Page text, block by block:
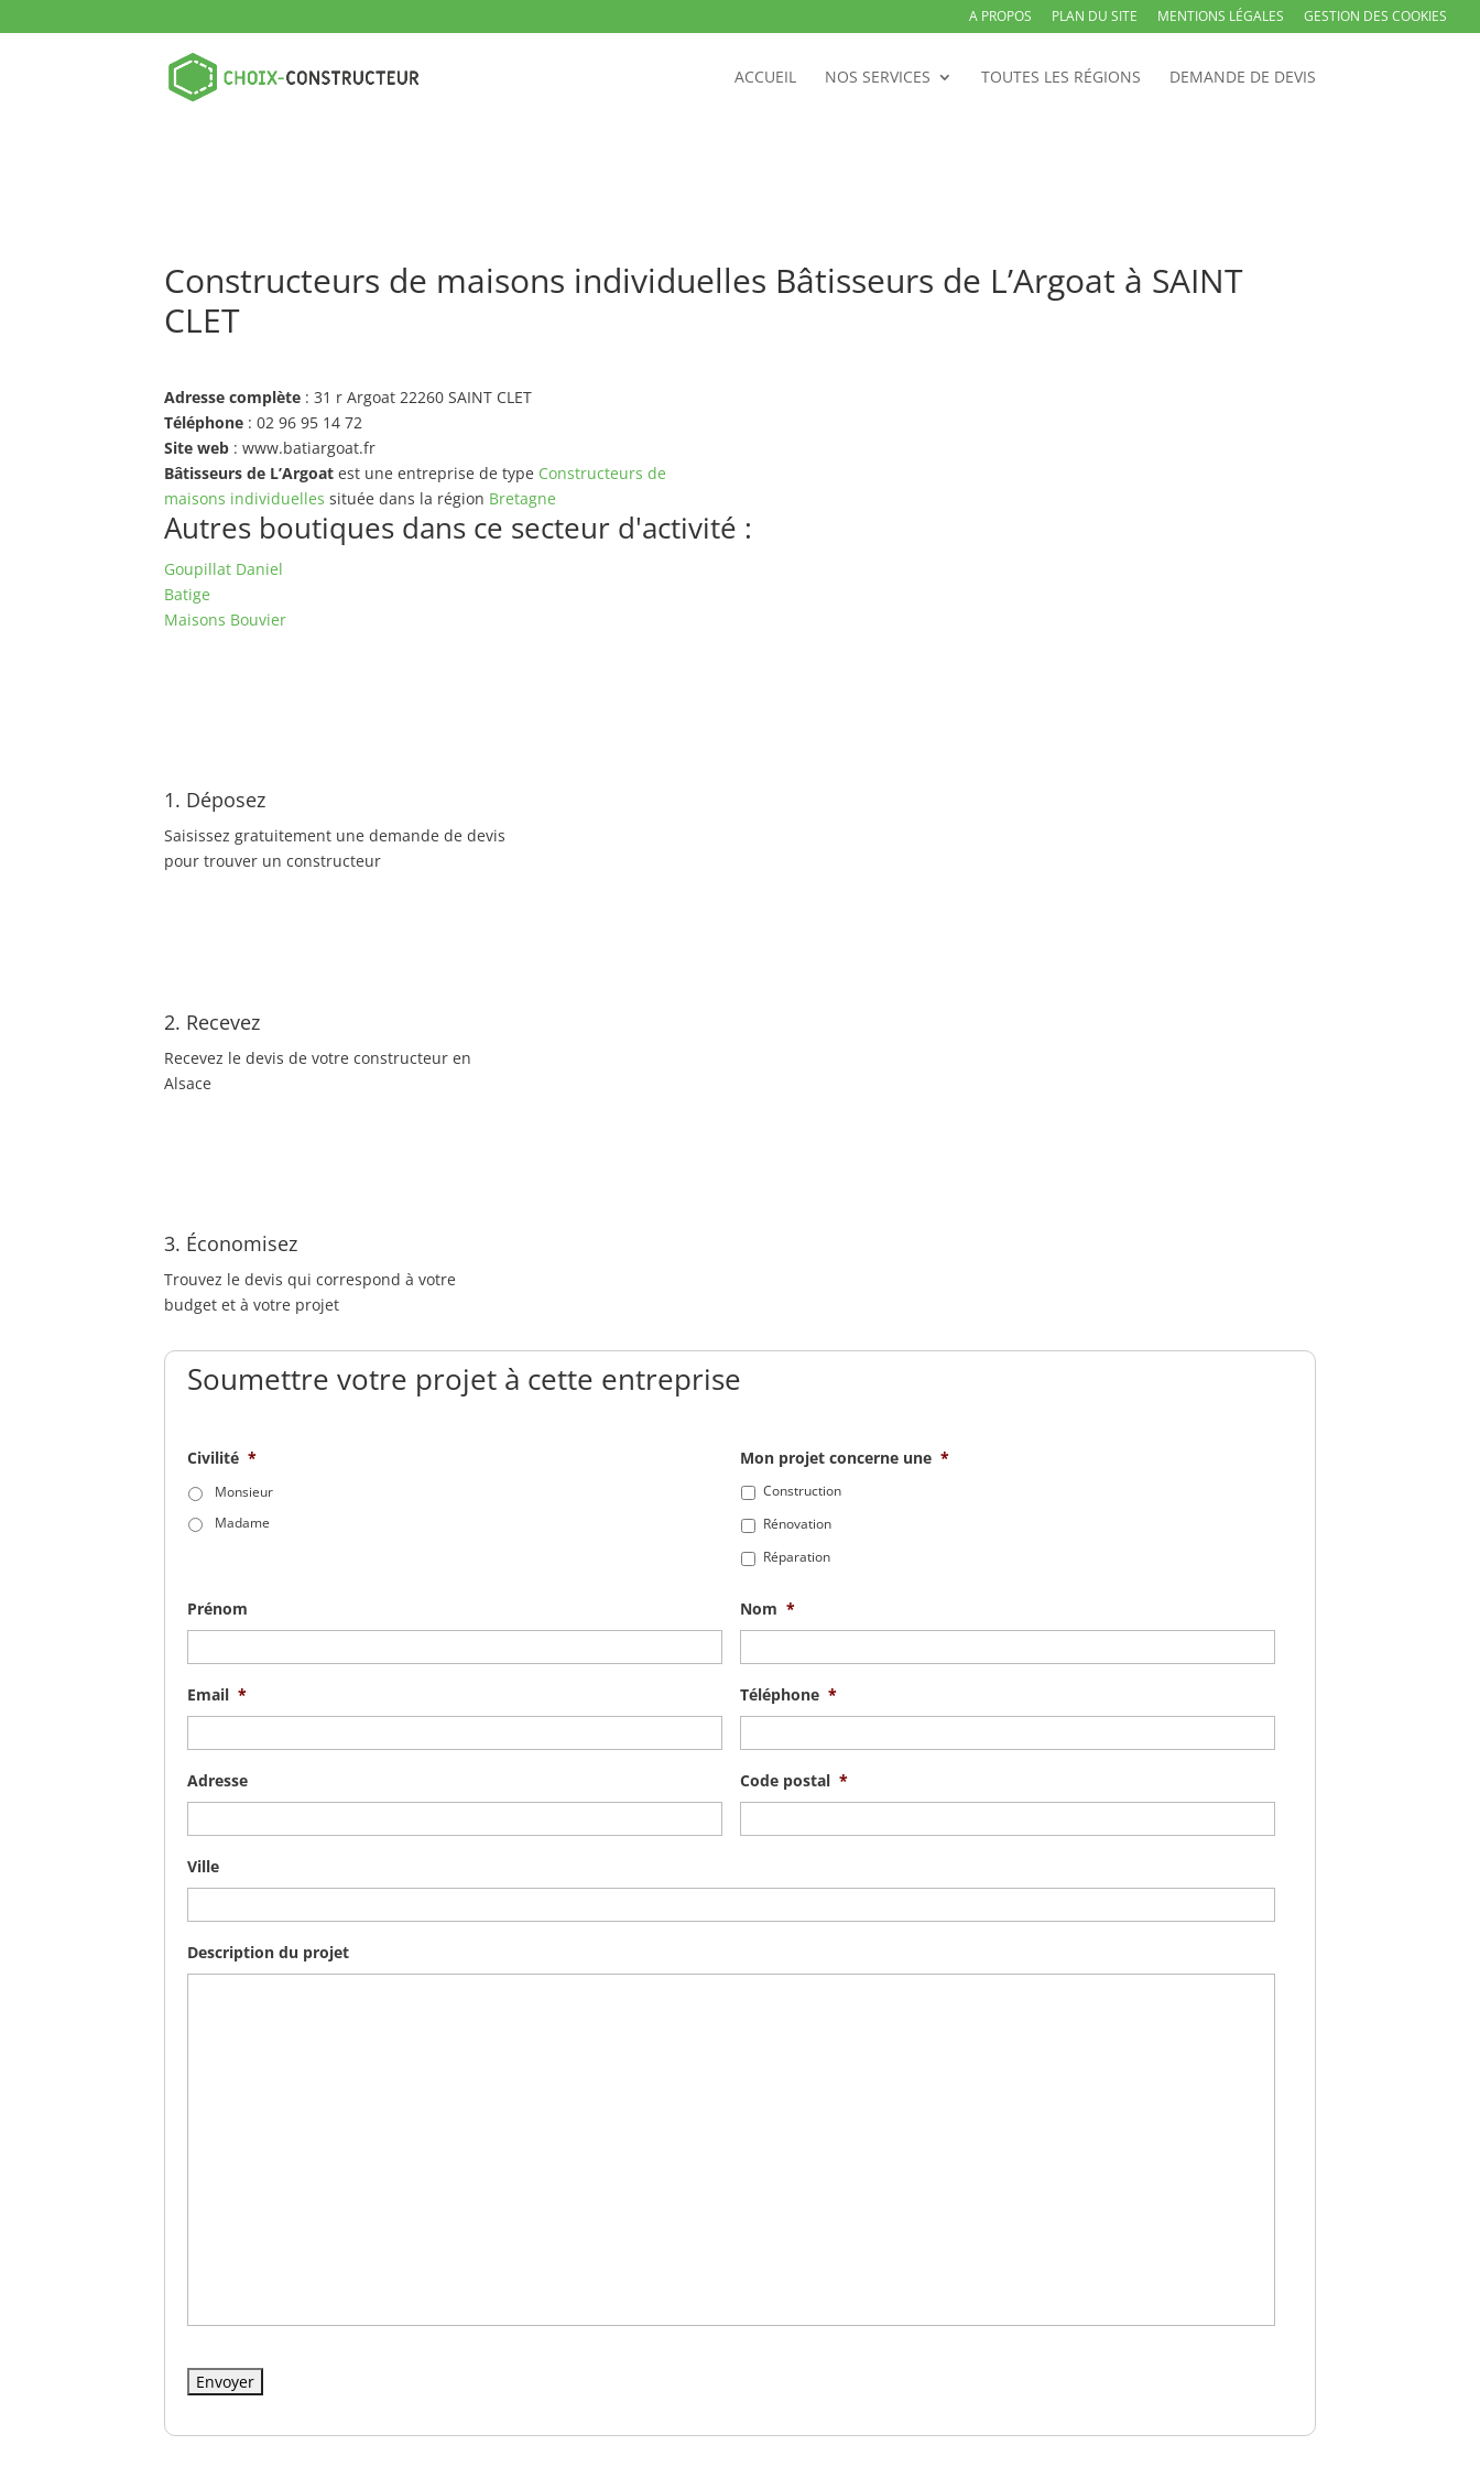
A PROPOS PLAN DU SITE MENTIONS LÉGALES GESTION DES COOKIES
ACCUEIL NOS SERVICES TOUTES LES RÉGIONS DEMANDE DE DEVIS
Constructeurs de maisons individuelles Bâtisseurs de L’Argoat à SAINT
CLET
Adresse complète : 31 r Argoat 22260 SAINT CLET
Téléphone : 02 96 95 14 72
Site web : www.batiargoat.fr
Bâtisseurs de L’Argoat est une entreprise de type Constructeurs de
maisons individuelles située dans la région Bretagne
Autres boutiques dans ce secteur d'activité :
Goupillat Daniel
Batige
Maisons Bouvier
1. Déposez
Saisissez gratuitement une demande de devis
pour trouver un constructeur
2. Recevez
Recevez le devis de votre constructeur en
Alsace
3. Économisez
Trouvez le devis qui correspond à votre
budget et à votre projet
Soumettre votre projet à cette entreprise
Civilité *
Monsieur
Madame
Mon projet concerne une *
Construction
Rénovation
Réparation
Prénom Nom *
Email * Téléphone *
Adresse Code postal *
Ville
Description du projet